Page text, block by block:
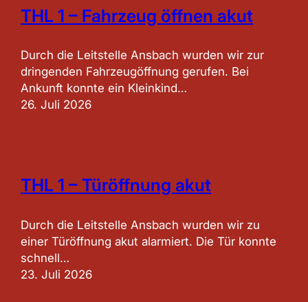
THL 1 – Fahrzeug öffnen akut
Durch die Leitstelle Ansbach wurden wir zur
dringenden Fahrzeugöffnung gerufen. Bei
Ankunft konnte ein Kleinkind…
26. Juli 2026
THL 1 – Türöffnung akut
Durch die Leitstelle Ansbach wurden wir zu
einer Türöffnung akut alarmiert. Die Tür konnte
schnell…
23. Juli 2026